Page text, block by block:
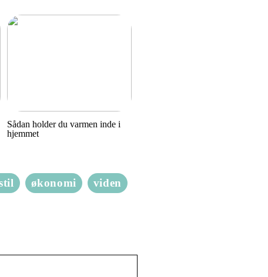
Sådan holder du varmen inde i
hjemmet
økonomi viden